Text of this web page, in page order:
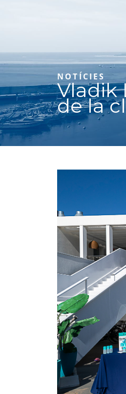
NOTÍCIES
Vladik
de la